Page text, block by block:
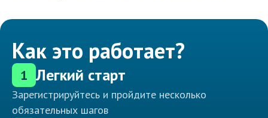
Как это работает?
1 Легкий старт
Зарегистрируйтесь и пройдите несколько
обязательных шагов